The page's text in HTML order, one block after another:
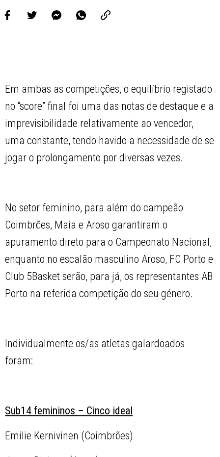
Em ambas as competições, o equilíbrio registado
no “score” final foi uma das notas de destaque e a
imprevisibilidade relativamente ao vencedor,
uma constante, tendo havido a necessidade de se
jogar o prolongamento por diversas vezes.
No setor feminino, para além do campeão
Coimbrões, Maia e Aroso garantiram o
apuramento direto para o Campeonato Nacional,
enquanto no escalão masculino Aroso, FC Porto e
Club 5Basket serão, para já, os representantes AB
Porto na referida competição do seu género.
Individualmente os/as atletas galardoados
foram:
Sub14 femininos – Cinco ideal
Emilie Kernivinen (Coimbrões)